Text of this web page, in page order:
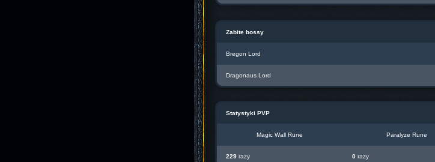
Zabite bossy
Bregon Lord
Dragonaus Lord
Statystyki PVP
Magic Wall Rune Paralyze Rune
229razy 0 razy